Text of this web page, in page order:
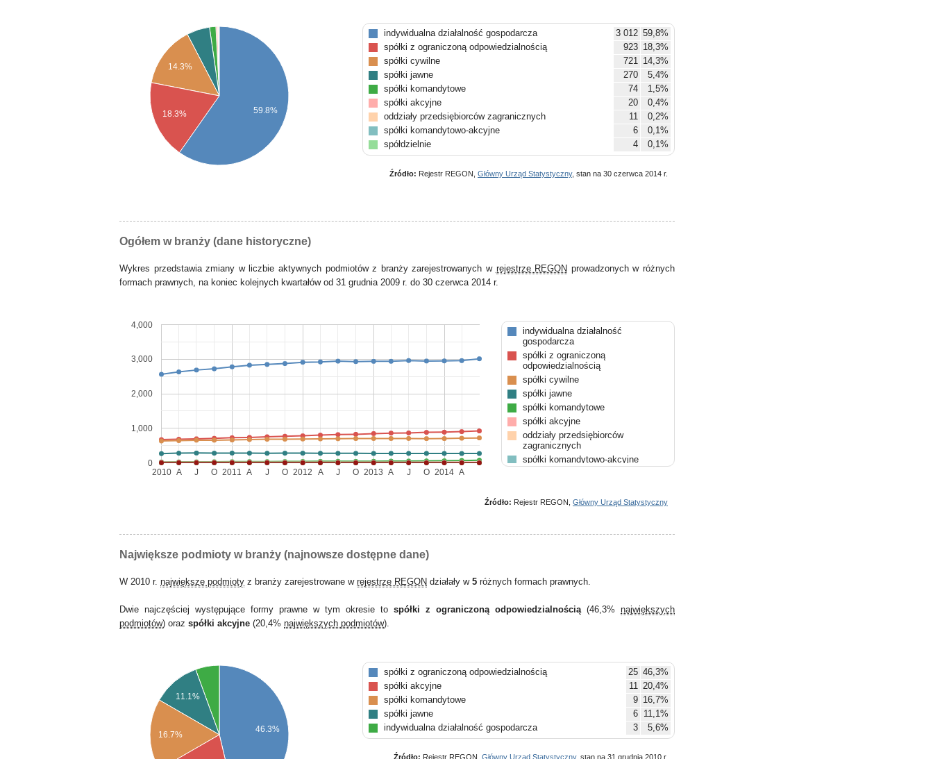
14.3%
18.3% 59.8%
indywidualna działalność gospodarcza 3 012 59,8%
spółki z ograniczoną odpowiedzialnością
923 18,3%
spółki cywilne
721 14,3%
spółki jawne
270
5,4%
spółki komandytowe
74
1,5%
spółki akcyjne
20
0,4%
oddziały przedsiębiorców zagranicznych
11
0,2%
spółki komandytowo-akcyjne
6
0,1%
spółdzielnie
4 0,1%
Źródło: Rejestr REGON, Główny Urząd Statystyczny, stan na 30 czerwca 2014 r.
Ogółem w branży (dane historyczne)
Wykres przedstawia zmiany w liczbie aktywnych podmiotów z branży zarejestrowanych w rejestrze REGON prowadzonych w różnych
formach prawnych, na koniec kolejnych kwartałów od 31 grudnia 2009 r. do 30 czerwca 2014 r.
2010 2011 2012 2013 2014
A J O A J O A J O A J O A
0
1,000
2,000
3,000
4,000
indywidualna działalność
gospodarcza
spółki z ograniczoną
odpowiedzialnością
spółki cywilne
spółki jawne
spółki komandytowe
spółki akcyjne
oddziały przedsiębiorców
zagranicznych
spółki komandytowo-akcyjne
Źródło: Rejestr REGON, Główny Urząd Statystyczny
Największe podmioty w branży (najnowsze dostępne dane)
W 2010 r. największe podmioty z branży zarejestrowane w rejestrze REGON działały w 5 różnych formach prawnych.
Dwie najczęściej występujące formy prawne w tym okresie to spółki z ograniczoną odpowiedzialnością(46,3% największych
podmiotów) oraz spółki akcyjne (20,4% największych podmiotów).
46.3%
11.1%
16.7%
spółki z ograniczoną odpowiedzialnością 25 46,3%
spółki akcyjne
11 20,4%
spółki komandytowe
9 16,7%
spółki jawne
6 11,1%
indywidualna działalność gospodarcza
3 5,6%
Źródło: Rejestr REGON, Główny Urząd Statystyczny, stan na 31 grudnia 2010 r.